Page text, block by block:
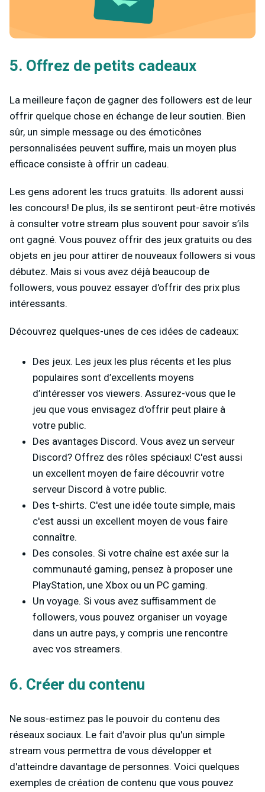
5. Offrez de petits cadeaux
La meilleure façon de gagner des followers est de leur
offrir quelque chose en échange de leur soutien. Bien
sûr, un simple message ou des émoticônes
personnalisées peuvent suffire, mais un moyen plus
efficace consiste à offrir un cadeau.
Les gens adorent les trucs gratuits. Ils adorent aussi
les concours! De plus, ils se sentiront peut-être motivés
à consulter votre stream plus souvent pour savoir s’ils
ont gagné. Vous pouvez offrir des jeux gratuits ou des
objets en jeu pour attirer de nouveaux followers si vous
débutez. Mais si vous avez déjà beaucoup de
followers, vous pouvez essayer d'offrir des prix plus
intéressants.
Découvrez quelques-unes de ces idées de cadeaux:
Des jeux. Les jeux les plus récents et les plus
populaires sont d’excellents moyens
d’intéresser vos viewers. Assurez-vous que le
jeu que vous envisagez d'offrir peut plaire à
votre public.
Des avantages Discord. Vous avez un serveur
Discord? Offrez des rôles spéciaux! C'est aussi
un excellent moyen de faire découvrir votre
serveur Discord à votre public.
Des t-shirts. C'est une idée toute simple, mais
c'est aussi un excellent moyen de vous faire
connaître.
Des consoles. Si votre chaîne est axée sur la
communauté gaming, pensez à proposer une
PlayStation, une Xbox ou un PC gaming.
Un voyage. Si vous avez suffisamment de
followers, vous pouvez organiser un voyage
dans un autre pays, y compris une rencontre
avec vos streamers.
6. Créer du contenu
Ne sous-estimez pas le pouvoir du contenu des
réseaux sociaux. Le fait d'avoir plus qu'un simple
stream vous permettra de vous développer et
d'atteindre davantage de personnes. Voici quelques
exemples de création de contenu que vous pouvez